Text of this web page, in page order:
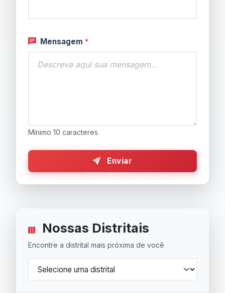
Mensagem *
Mínimo 10 caracteres
Enviar
Nossas Distritais
Encontre a distrital mais próxima de você